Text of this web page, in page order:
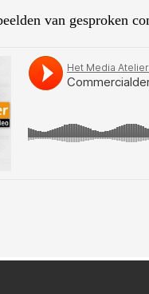
van gesproken